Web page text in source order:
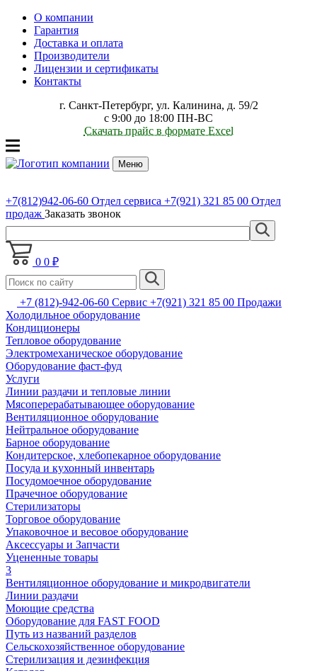
О компании
Гарантия
Доставка и оплата
Производители
Лицензии и сертификаты
Контакты
г. Санкт-Петербург, ул. Калинина, д. 59/2
с 9:00 до 18:00 ПН-ВС
Скачать прайс в формате Excel
Меню
+7(812)942-06-60 Отдел сервиса +7(921) 321 85 00 Отдел
продаж Заказать звонок
0 0 ₽
+7 (812)-942-06-60 Сервис +7(921) 321 85 00 Продажи
Холодильное оборудование
Кондиционеры
Тепловое оборудование
Электромеханическое оборудование
Оборудование фаст-фуд
Услуги
Линии раздачи и тепловые линии
Мясоперерабатывающее оборудование
Вентиляционное оборудование
Нейтральное оборудование
Барное оборудование
Кондитерское, хлебопекарное оборудование
Посуда и кухонный инвентарь
Посудомоечное оборудование
Прачечное оборудование
Стерилизаторы
Торговое оборудование
Упаковочное и весовое оборудование
Аксессуары и Запчасти
Уцененные товары
3
Вентиляционное оборудование и микродвигатели
Линии раздачи
Моющие средства
Оборудование для FAST FOOD
Путь из названий разделов
Сельскохозяйственное оборудование
Стерилизация и дезинфекция